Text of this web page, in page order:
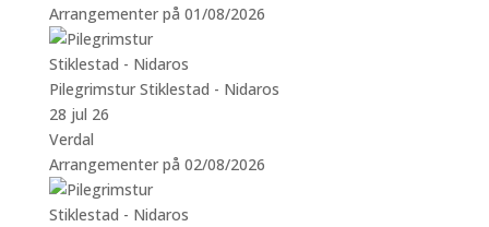
Arrangementer på 01/08/2026
Pilegrimstur Stiklestad - Nidaros
28 jul 26
Verdal
Arrangementer på 02/08/2026